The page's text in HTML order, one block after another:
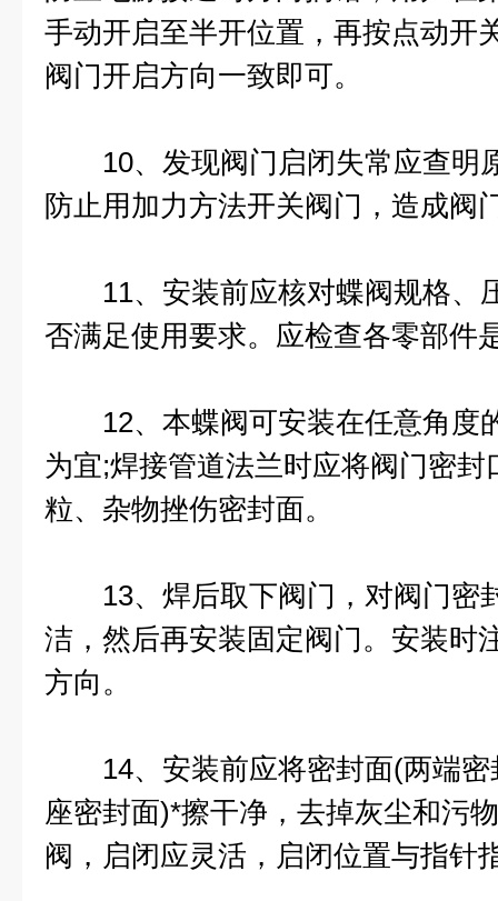
手动开启至半开位置，再按点动开
阀门开启方向一致即可。
10、发现阀门启闭失常应查明
防止用加力方法开关阀门，造成阀
11、安装前应核对蝶阀规格、
否满足使用要求。应检查各零部件
12、本蝶阀可安装在任意角度
为宜;焊接管道法兰时应将阀门密
粒、杂物挫伤密封面。
13、焊后取下阀门，对阀门密
洁，然后再安装固定阀门。安装时
方向。
14、安装前应将密封面(两端密
座密封面)*擦干净，去掉灰尘和污
阀，启闭应灵活，启闭位置与指针